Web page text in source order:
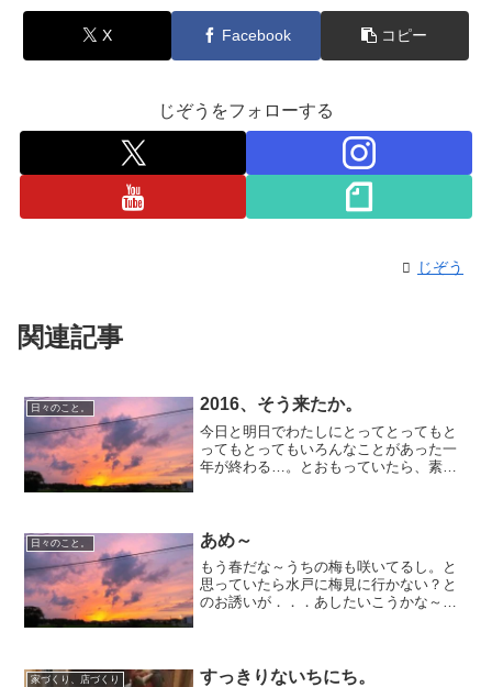
X Facebook コピー
じぞうをフォローする
じぞう
関連記事
日々のこと。 2016、そう来たか。
今日と明日でわたしにとってとってもと
ってもとってもいろんなことがあった一
年が終わる…。とおもっていたら、素直
し、なにより起こってしま...
日々のこと。 あめ～
もう春だな～うちの梅も咲いてるし。と
思っていたら水戸に梅見に行かない？と
のお誘いが．．．あしたいこうかな～
家づくり、店づくり すっきりないちにち。